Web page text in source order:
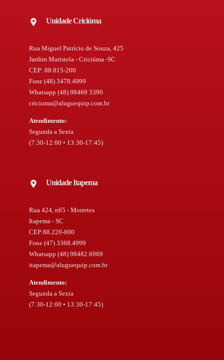
Unidade Criciúma
Rua Miguel Patrício de Souza, 425
Jardim Maristela - Criciúma -SC
CEP: 88.815-200
Fone (48) 3478.4999
Whatsapp (48) 98469 3390
criciuma@aluguequip.com.br
Atendimento:
Segunda a Sexta
(7:30-12:00 • 13:30-17:45)
Unidade Itapema
Rua 424, n65 - Morretes
Itapema - SC
CEP:88.220-000
Fone (47) 3368.4999
Whatsapp (48) 98482.6969
itapema@aluguequip.com.br
Atendimento:
Segunda a Sexta
(7:30-12:00 • 13:30-17:45)